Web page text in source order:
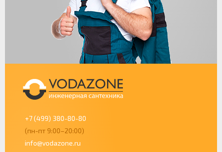
+7 (499) 380-80-80
(пн-пт 9:00–20:00)
info@vodazone.ru